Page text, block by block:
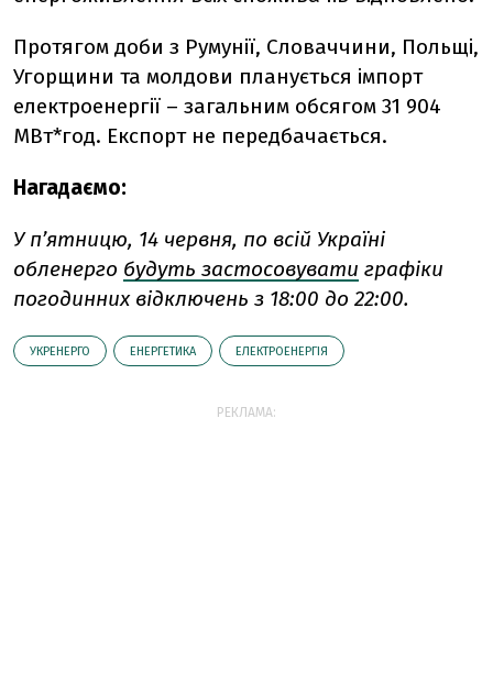
Протягом доби з Румунії, Словаччини, Польщі,
Угорщини та молдови планується імпорт
електроенергії – загальним обсягом 31 904
МВт*год. Експорт не передбачається.
Нагадаємо:
У пʼятницю, 14 червня, по всій Україні
обленерго будуть застосовувати графіки
погодинних відключень з 18:00 до 22:00.
УКРЕНЕРГО ЕНЕРГЕТИКА ЕЛЕКТРОЕНЕРГІЯ
РЕКЛАМА: